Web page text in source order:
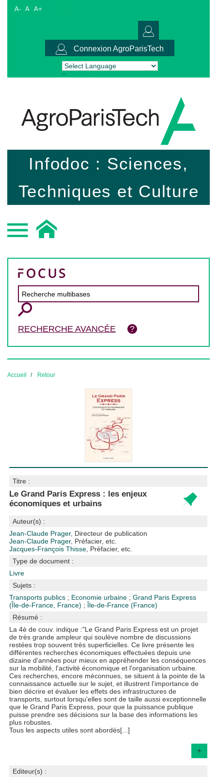
A- A A+
Connexion AgroParisTech
Powered by Translate
Infodoc : Sciences,
Techniques et Culture
RECHERCHE AVANCÉE
Accueil Retour
Titre :
Le Grand Paris Express : les enjeux
économiques et urbains
Auteur(s) :
Jean-Claude Prager, Directeur de publication
Jean-Claude Prager, Préfacier, etc.
Jacques-François Thisse , Préfacier, etc.
Type de document :
Livre
Sujets :
Transports publics ; Economie urbaine ;Grand Paris Express
(Île-de-France, France) ; Île-de-France (France)
Résumé :
La 4è de couv. indique :"Le Grand Paris Express est un projet
de très grande ampleur qui soulève nombre de discussions
restées trop souvent très superficielles. Ce livre présente les
différentes recherches économiques effectuées depuis une
dizaine d'années pour mieux en appréhender les conséquences
sur la mobilité, l'activité économique et l'organisation urbaine.
Ces recherches, encore méconnues, se situent à la pointe de la
connaissance actuelle sur le sujet, et illustrent l'importance de
bien décrire et évaluer les effets des infrastructures de
transports, surtout lorsqu'elles sont de taille aussi exceptionnelle
que le Grand Paris Express, pour que la puissance publique
puisse prendre ses décisions sur la base des informations les
plus robustes.
Tous les aspects utiles sont abordés[...]
+
Editeur(s) :